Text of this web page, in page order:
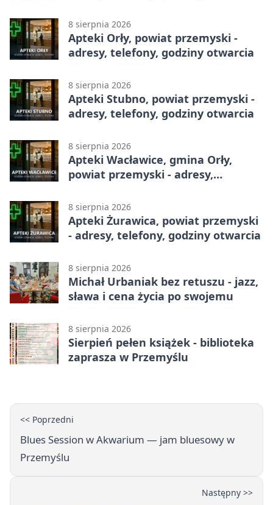
8 sierpnia 2026
Apteki Orły, powiat przemyski -
adresy, telefony, godziny otwarcia
8 sierpnia 2026
Apteki Stubno, powiat przemyski -
adresy, telefony, godziny otwarcia
8 sierpnia 2026
Apteki Wacławice, gmina Orły,
powiat przemyski - adresy,
8 sierpnia 2026
Apteki Żurawica, powiat przemyski
- adresy, telefony, godziny otwarcia
8 sierpnia 2026
Michał Urbaniak bez retuszu - jazz,
sława i cena życia po swojemu
8 sierpnia 2026
Sierpień pełen książek - biblioteka
zaprasza w Przemyślu
<< Poprzedni
Blues Session w Akwarium — jam bluesowy w
Przemyślu
Następny >>